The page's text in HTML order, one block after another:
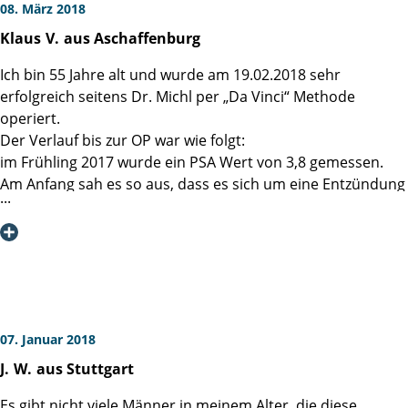
08. März 2018
Klaus V. aus Aschaffenburg
Ich bin 55 Jahre alt und wurde am 19.02.2018 sehr
erfolgreich seitens Dr. Michl per „Da Vinci“ Methode
operiert.
Der Verlauf bis zur OP war wie folgt:
im Frühling 2017 wurde ein PSA Wert von 3,8 gemessen.
Am Anfang sah es so aus, dass es sich um eine Entzündung
handeln könnte, also wurde Antibiotika verschrieben.
Nachdem der Wert weiter stieg (6,2) erfolgte ein MRT.
Termin war dann 2 Monate später. Diese Zeit konnte ich
gut nutzen, um eine bessere Fitness zu erlangen. Ich habe
3-mal pro Woche NordicWalken konsequent gemacht und
war zusätzlich in einer „Praxis für Physiotherapie“. Dort
07. Januar 2018
J. W. aus Stuttgart